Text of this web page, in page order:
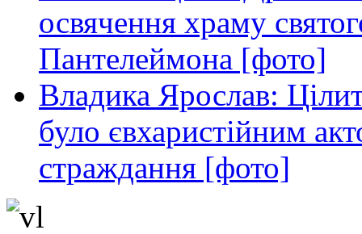
освячення храму
Пантелеймона [фото]
Владика Ярослав:
було євхаристійним
страждання [фото]